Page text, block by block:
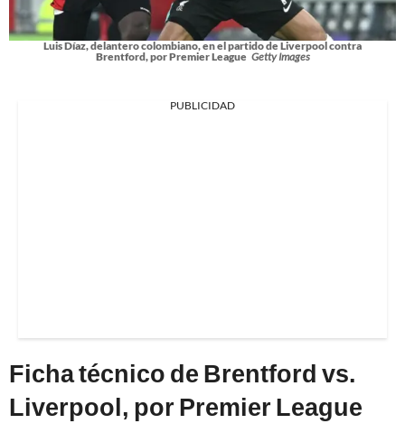
Luis Díaz, delantero colombiano, en el partido de Liverpool contra
Brentford, por Premier League Getty Images
PUBLICIDAD
Ficha técnico de Brentford vs.
Liverpool, por Premier League